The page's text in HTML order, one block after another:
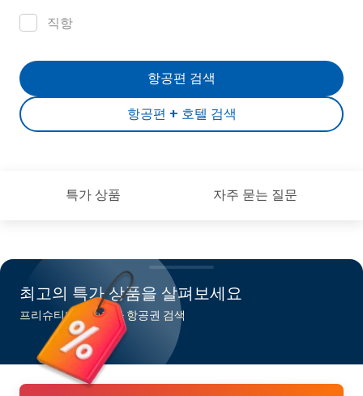
직항
항공편 + 호텔 검색
항공편 검색
특가 상품 자주 묻는 질문
최고의 특가 상품을 살펴보세요
프리슈티나행 최저가 항공권 검색